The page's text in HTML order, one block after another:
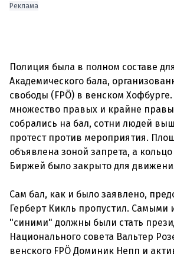
Реклама
Полиция была в полном составе
Академического бала,
свободы (FPÖ) в венском
множество правых и крайне
собрались на бал, сотни людей
протест против мероприятия.
объявлена зоной запрета, а
Биржей было закрыто для
Сам бал, как и было заявлено,
Герберт Кикль пропустил. Самыми
"синими" должны были стать
Национального совета Вальтер
венского FPÖ Доминик Непп и